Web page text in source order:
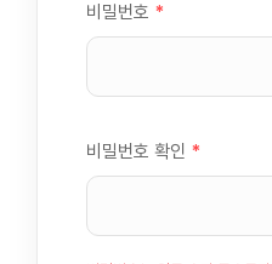
비밀번호 *
비밀번호 확인 *